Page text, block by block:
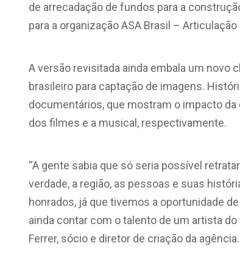
de arrecadação de fundos para a
para a organização ASA Brasil –
A versão revisitada ainda embala um novo
brasileiro para captação de imagens.
documentários, que mostram o impacto da
dos filmes e a musical, respectivamente.
“A gente sabia que só seria possível
verdade, a região, as pessoas e suas
honrados, já que tivemos a oportunidade
ainda contar com o talento de um artista do
Ferrer, sócio e diretor de criação da agência.